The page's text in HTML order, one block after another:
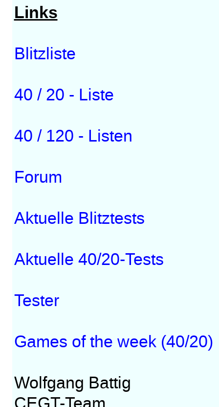
Links
Blitzliste
40 / 20 - Liste
40 / 120 - Listen
Forum
Aktuelle Blitztests
Aktuelle 40/20-Tests
Tester
Games of the week (40/20)
Wolfgang Battig